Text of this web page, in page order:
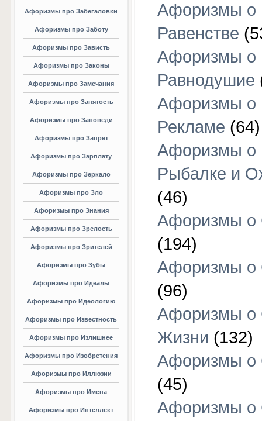
Афоризмы про Забегаловки
Афоризмы про Заботу
Афоризмы про Зависть
Афоризмы про Законы
Афоризмы про Замечания
Афоризмы про Занятость
Афоризмы про Заповеди
Афоризмы про Запрет
Афоризмы про Зарплату
Афоризмы про Зеркало
Афоризмы про Зло
Афоризмы про Знания
Афоризмы про Зрелость
Афоризмы про Зрителей
Афоризмы про Зубы
Афоризмы про Идеалы
Афоризмы про Идеологию
Афоризмы про Известность
Афоризмы про Излишнее
Афоризмы про Изобретения
Афоризмы про Иллюзии
Афоризмы про Имена
Афоризмы про Интеллект
Афоризмы о
Равенстве
Афоризмы о
Равнодушие
Афоризмы о
Рекламе (64)
Афоризмы о
Рыбалке и
(46)
Афоризмы о
(194)
Афоризмы о
(96)
Афоризмы о
Жизни (132)
Афоризмы о
(45)
Афоризмы о